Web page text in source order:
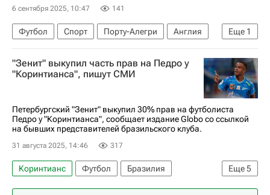
6 сентября 2025, 10:47 141
Еще 1
Футбол Спорт Порту-Алегри
Англия
Бразилия
"Зенит" выкупил часть прав на Педро у
"Коринтианса", пишут СМИ
Петербургский "Зенит" выкупил 30% прав на футболиста
Педро у "Коринтианса", сообщает издание Globo со ссылкой
на бывших представителей бразильского клуба.
31 августа 2025, 14:46 317
Еще5
Коринтианс Футбол
Бразилия
Саудовская Аравия
Ду Кейрос